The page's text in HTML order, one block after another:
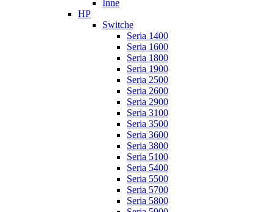
Inne
HP
Switche
Seria 1400
Seria 1600
Seria 1800
Seria 1900
Seria 2500
Seria 2600
Seria 2900
Seria 3100
Seria 3500
Seria 3600
Seria 3800
Seria 5100
Seria 5400
Seria 5500
Seria 5700
Seria 5800